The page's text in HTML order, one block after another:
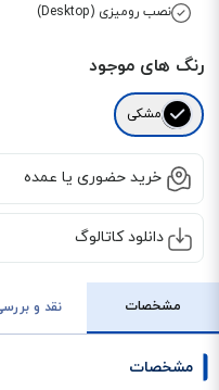
نصب رومیزی (Desktop)
رنگ های موجود
مشکی
خرید حضوری یا عمده
دانلود کاتالوگ
مشخصات نقد و بررسی
مشخصات